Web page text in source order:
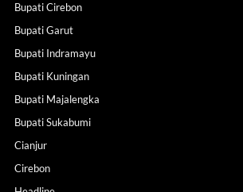
Bupati Cirebon
Bupati Garut
Bupati Indramayu
Bupati Kuningan
Bupati Majalengka
Bupati Sukabumi
Cianjur
Cirebon